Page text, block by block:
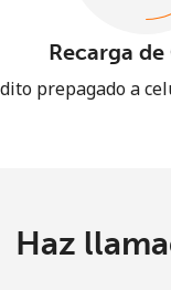
Recarga
prepagado a
Haz